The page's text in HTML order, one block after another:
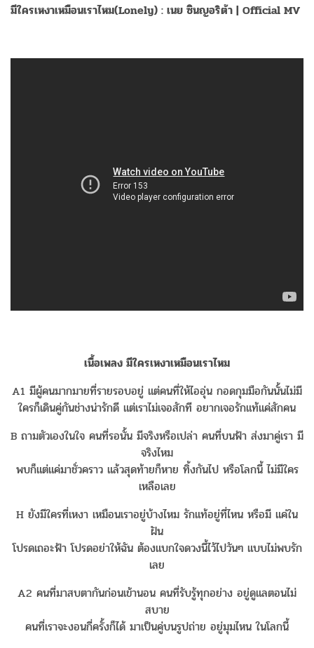
มีใครเหงาเหมือนเราไหม(Lonely) : เนย ซินญอริต้า | Official MV
เนื้อเพลง มีใครเหงาเหมือนเราไหม
A1 มีผู้คนมากมายที่รายรอบอยู่ แต่คนที่ให้ไออุ่น กอดกุมมือกันนั้นไม่มี
ใครก็เดินคู่กันช่างน่ารักดี แต่เราไม่เจอสักที อยากเจอรักแท้แค่สักคน
B ถามตัวเองในใจ คนที่รอนั้น มีจริงหรือเปล่า คนที่บนฟ้า ส่งมาคู่เรา มี
จริงไหม
พบก็แต่แค่มาชั่วคราว แล้วสุดท้ายก็หาย ทิ้งกันไป หรือโลกนี้ ไม่มีใคร
เหลือเลย
H ยังมีใครที่เหงา เหมือนเราอยู่บ้างไหม รักแท้อยู่ที่ไหน หรือมี แค่ใน
ฝัน
โปรดเถอะฟ้า โปรดอย่าให้ฉัน ต้องแบกใจดวงนี้ไว้ไปวันๆ แบบไม่พบรัก
เลย
A2 คนที่มาสบตากันก่อนเข้านอน คนที่รับรู้ทุกอย่าง อยู่ดูแลตอนไม่
สบาย
คนที่เราจะงอนกี่ครั้งก็ได้ มาเป็นคู่บนรูปถ่าย อยู่มุมไหน ในโลกนี้